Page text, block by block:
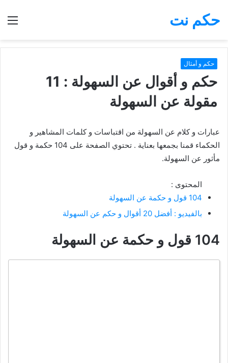
بحث
حكم نت
حكم و أمثال
حكم و أقوال عن السهولة : 11
مقولة عن السهولة
عبارات و كلام عن السهولة من اقتباسات و كلمات المشاهير و
الحكماء قمنا بجمعها بعناية . تحتوي الصفحة على 104 حكمة و قول
مأثور عن السهولة.
المحتوى :
104 قول و حكمة عن السهولة
بالفيديو : أفضل 20 أقوال و حكم عن السهولة
104 قول و حكمة عن السهولة